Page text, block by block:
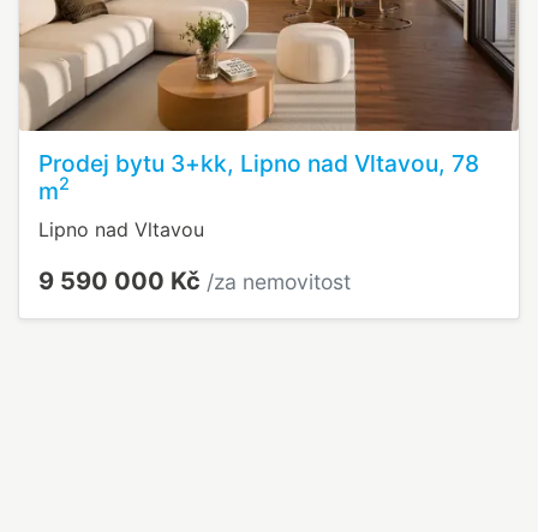
Prodej bytu 3+kk, Lipno nad Vltavou, 78
m2
Lipno nad Vltavou
9 590 000 Kč /za nemovitost